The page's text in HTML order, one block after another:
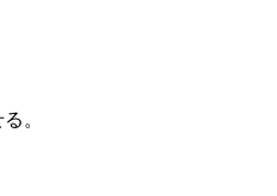
。